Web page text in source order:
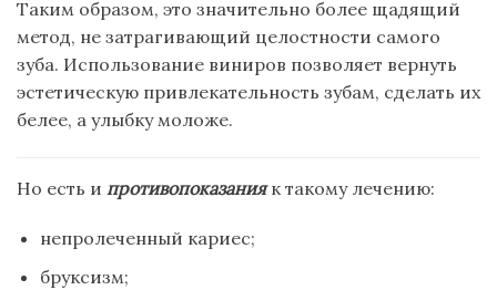
Таким образом, это значительно более щадящий
метод, не затрагивающий целостности самого
зуба. Использование виниров позволяет вернуть
эстетическую привлекательность зубам, сделать их
белее, а улыбку моложе.
Но есть и противопоказанияк такому лечению:
непролеченный кариес;
бруксизм;